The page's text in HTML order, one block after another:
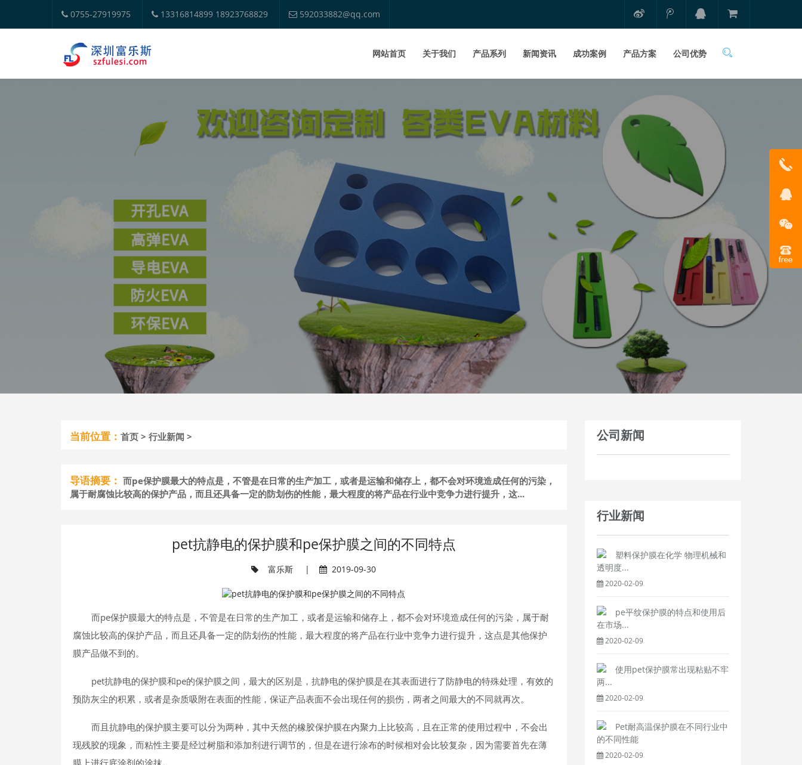
0755-27919975 13316814899 18923768829 592033882@qq.com
网站首页 关于我们 产品系列 新闻资讯 成功案例 产品方案 公司优势
当前位置： 首页> 行业新闻>
导语摘要： 而pe保护膜最大的特点是，不管是在日常的生产加工，或者是运输和储存上，都不会对环境造成任何的污染，
属于耐腐蚀比较高的保护产品，而且还具备一定的防划伤的性能，最大程度的将产品在行业中竞争力进行提升，这...
pet抗静电的保护膜和pe保护膜之间的不同特点
富乐斯 | 2019-09-30
而pe保护膜最大的特点是，不管是在日常的生产加工，或者是运输和储存上，都不会对环境造成任何的污染，属于耐
腐蚀比较高的保护产品，而且还具备一定的防划伤的性能，最大程度的将产品在行业中竞争力进行提升，这点是其他保护
膜产品做不到的。
pet抗静电的保护膜和pe的保护膜之间，最大的区别是，抗静电的保护膜是在其表面进行了防静电的特殊处理，有效的
预防灰尘的积累，或者是杂质吸附在表面的性能，保证产品表面不会出现任何的损伤，两者之间最大的不同就再次。
而且抗静电的保护膜主要可以分为两种，其中天然的橡胶保护膜在内聚力上比较高，且在正常的使用过程中，不会出
现残胶的现象，而粘性主要是经过树脂和添加剂进行调节的，但是在进行涂布的时候相对会比较复杂，因为需要首先在薄
公司新闻
行业新闻
塑料保护膜在化学 物理机械和
透明度...
2020-02-09
pe平纹保护膜的特点和使用后
在市场...
2020-02-09
使用pet保护膜常出现粘贴不牢
两...
2020-02-09
Pet耐高温保护膜在不同行业中
的不同性能
2020-02-09
在线客服